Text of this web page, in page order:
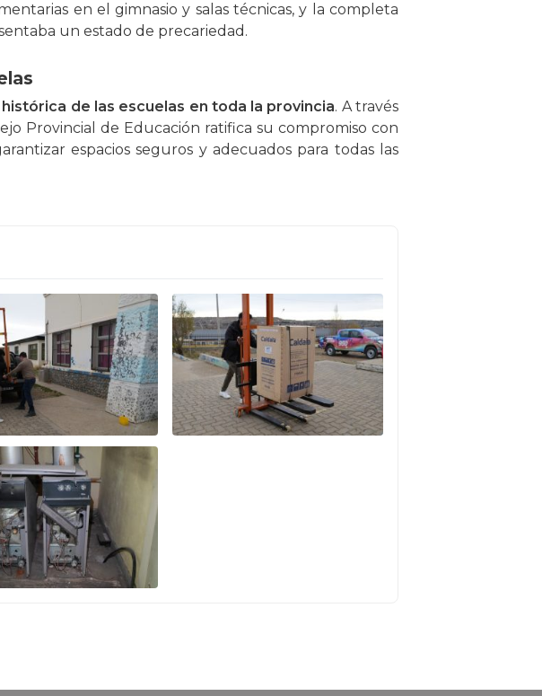
en el gimnasio y salas técnicas, y la completa
un estado de precariedad.
de las escuelas en toda la provincia. A través
Provincial de Educación ratifica su compromiso con
espacios seguros y adecuados para todas las